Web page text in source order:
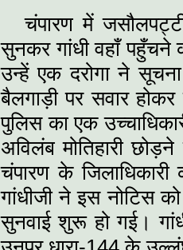
चंपारण में
सुनकर गांधी वहाँ पहुँचने
उन्‍हें एक दरोगा ने
बैलगाड़ी पर सवार
पुलिस का एक
अविलंब मोतिहारी
चंपारण के
गांधीजी ने इस नोटिस
सुनवाई शुरू हो गई।